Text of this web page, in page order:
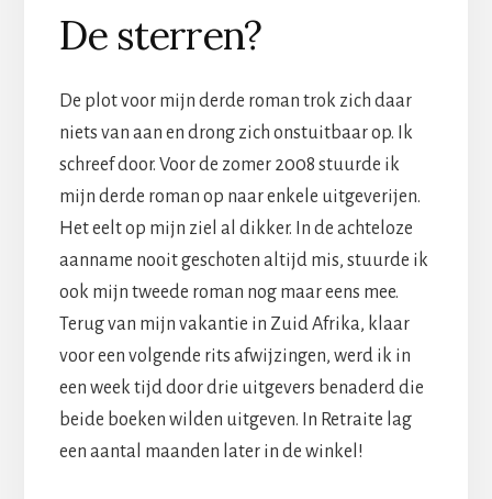
De sterren?
De plot voor mijn derde roman trok zich daar
niets van aan en drong zich onstuitbaar op. Ik
schreef door. Voor de zomer 2008 stuurde ik
mijn derde roman op naar enkele uitgeverijen.
Het eelt op mijn ziel al dikker. In de achteloze
aanname nooit geschoten altijd mis, stuurde ik
ook mijn tweede roman nog maar eens mee.
Terug van mijn vakantie in Zuid Afrika, klaar
voor een volgende rits afwijzingen, werd ik in
een week tijd door drie uitgevers benaderd die
beide boeken wilden uitgeven. In Retraite lag
een aantal maanden later in de winkel!